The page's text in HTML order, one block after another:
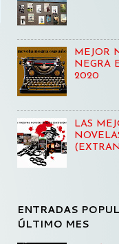
MEJOR
NEGRA
2020
LAS
ENTRADAS
ÚLTIMO MES